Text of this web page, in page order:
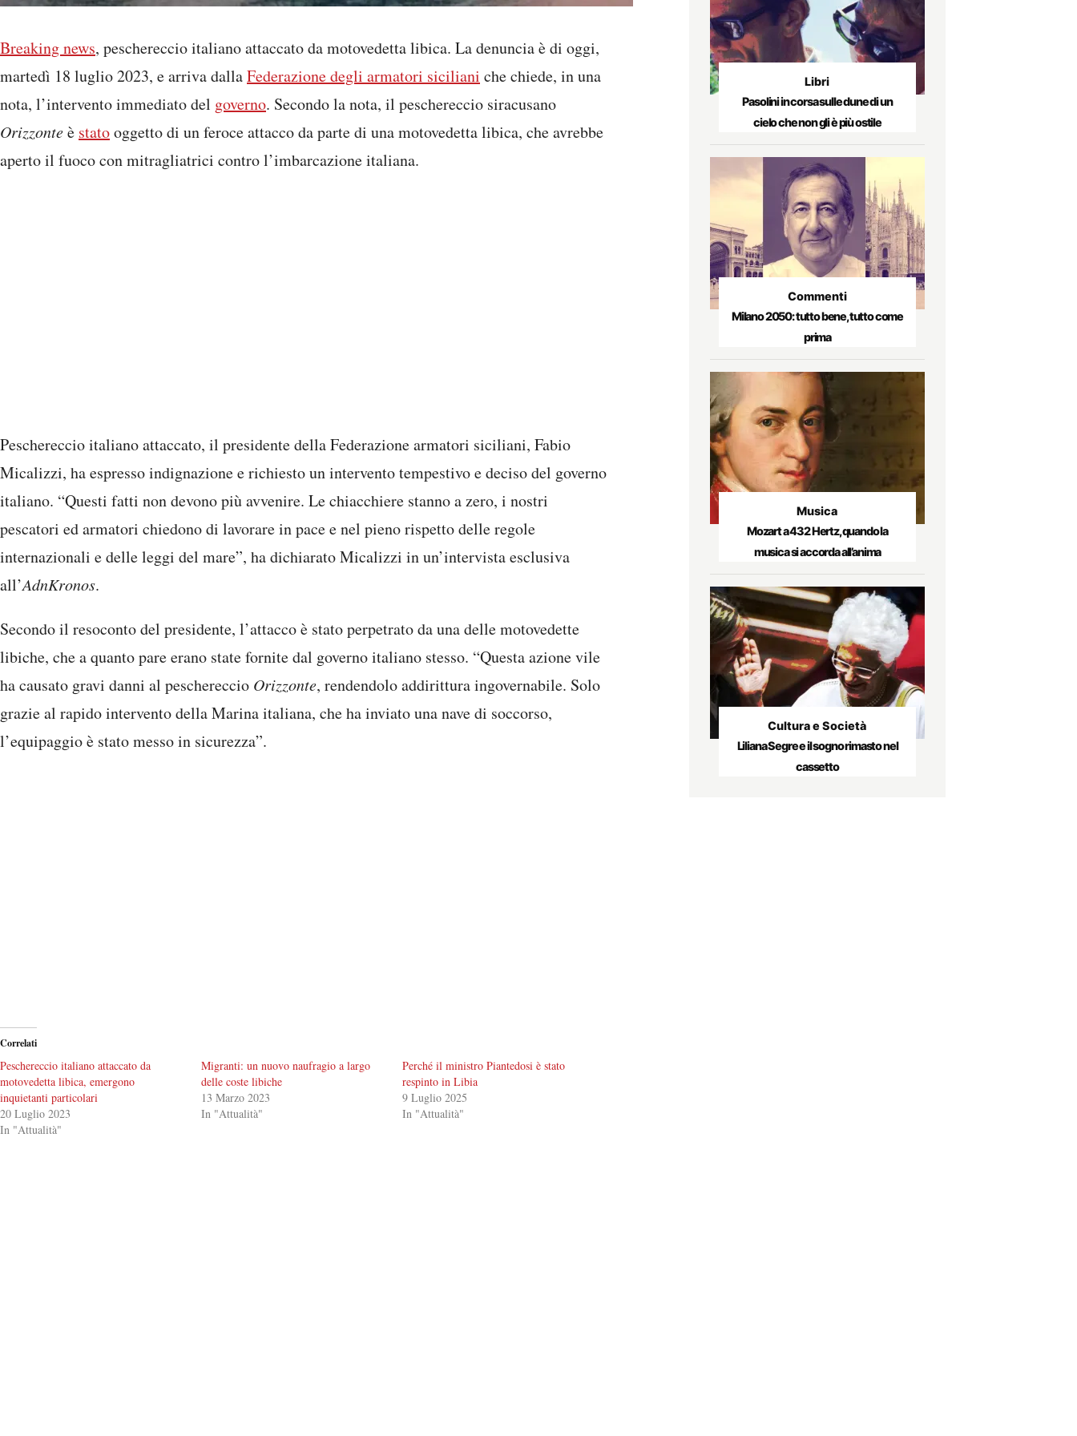
Breaking news, peschereccio italiano attaccato da motovedetta libica. La denuncia è di oggi,
martedì 18 luglio 2023, e arriva dallaFederazione degli armatori siciliani che chiede, in una
nota, l’intervento immediato del governo. Secondo la nota, il peschereccio siracusano
Orizzonteè statooggetto di un feroce attacco da parte di una motovedetta libica, che avrebbe
aperto il fuoco con mitragliatrici contro l’imbarcazione italiana.
Peschereccio italiano attaccato, il presidente della Federazione armatori siciliani, Fabio
Micalizzi, ha espresso indignazione e richiesto un intervento tempestivo e deciso del governo
italiano. “Questi fatti non devono più avvenire. Le chiacchiere stanno a zero, i nostri
pescatori ed armatori chiedono di lavorare in pace e nel pieno rispetto delle regole
internazionali e delle leggi del mare”, ha dichiarato Micalizzi in un’intervista esclusiva
all’AdnKronos.
Secondo il resoconto del presidente, l’attacco è stato perpetrato da una delle motovedette
libiche, che a quanto pare erano state fornite dal governo italiano stesso. “Questa azione vile
ha causato gravi danni al peschereccio Orizzonte, rendendolo addirittura ingovernabile. Solo
grazie al rapido intervento della Marina italiana, che ha inviato una nave di soccorso,
l’equipaggio è stato messo in sicurezza”.
Correlati
Peschereccio italiano attaccato da
motovedetta libica, emergono
inquietanti particolari
20 Luglio 2023
In "Attualità"
Migranti: un nuovo naufragio a largo
delle coste libiche
13 Marzo 2023
In "Attualità"
Perché il ministro Piantedosi è stato
respinto in Libia
9 Luglio 2025
In "Attualità"
Libri
Pasolini in corsa sulle dune di un
cielo che non gli è più ostile
Commenti
Milano 2050: tutto bene, tutto come
prima
Musica
Mozart a 432 Hertz, quando la
musica si accorda all’anima
Cultura e Società
Liliana Segre e il sogno rimasto nel
cassetto